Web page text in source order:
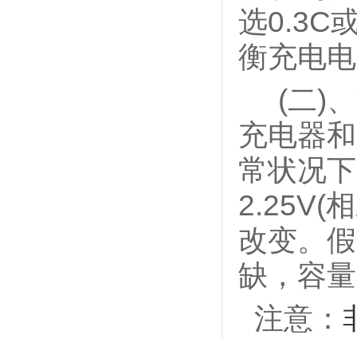
选0.3C
衡充电
(二)、
充电器
常状况
2.25V(
改变。
缺，容
注意：